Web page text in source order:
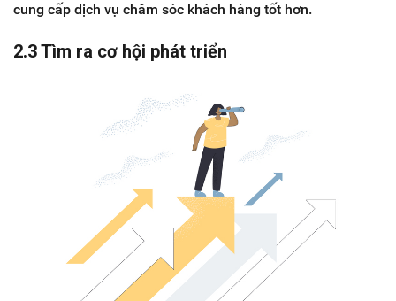
cung cấp dịch vụ chăm sóc khách hàng tốt hơn.
2.3 Tìm ra cơ hội phát triển